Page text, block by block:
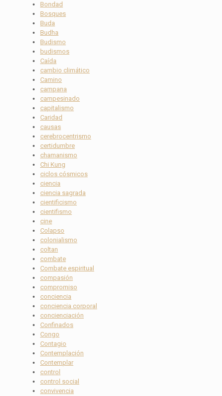
Bondad
Bosques
Buda
Budha
Budismo
budismos
Caída
cambio climático
Camino
campana
campesinado
capitalismo
Caridad
causas
cerebrocentrismo
certidumbre
chamanismo
Chi Kung
ciclos cósmicos
ciencia
ciencia sagrada
cientificismo
cientifismo
cine
Colapso
colonialismo
coltan
combate
Combate espiritual
compasión
compromiso
conciencia
conciencia corporal
concienciación
Confinados
Congo
Contagio
Contemplación
Contemplar
control
control social
convivencia